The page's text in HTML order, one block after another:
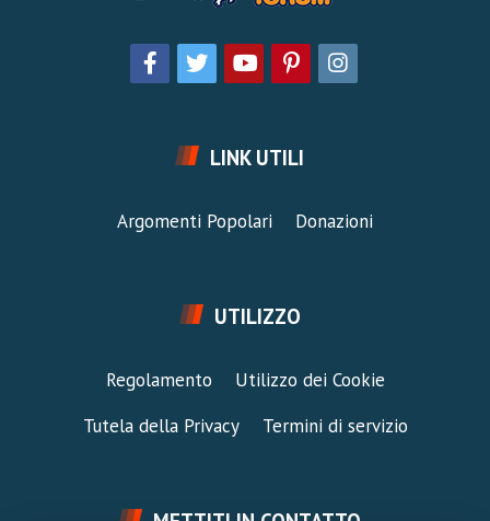
LINK UTILI
Argomenti Popolari Donazioni
UTILIZZO
Regolamento
Utilizzo dei Cookie
Tutela della Privacy
Termini di servizio